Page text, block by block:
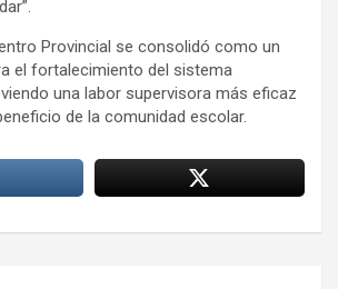
Provincial se consolidó como un
el fortalecimiento del sistema
una labor supervisora más eficaz
de la comunidad escolar.